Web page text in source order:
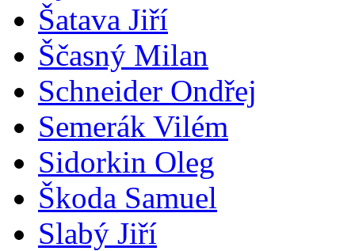
Šatava Jiří
Ščasný Milan
Schneider Ondřej
Semerák Vilém
Sidorkin Oleg
Škoda Samuel
Slabý Jiří